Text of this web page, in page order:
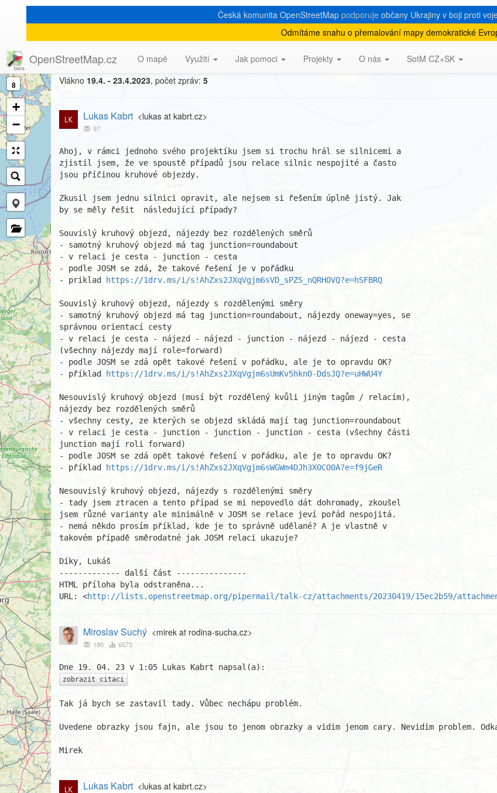
Česká komunita OpenStreetMap podporuje občany Ukrajiny v boji proti
Odmítáme snahu o přemalování mapy demokratické
OpenStreetMap.cz O mapě Využití Jak pomoci Projekty O nás SotM CZ+SK
8
+
−
[Talk-cz] Relace silnic a kruhové objezdy
Vlákno 19.4. - 23.4.2023, počet zpráv: 5
Lukas Kabrt <lukas at kabrt.cz>
97
Ahoj, v rámci jednoho svého projektíku jsem si trochu hrál se silnicemi a
zjistil jsem, že ve spoustě případů jsou relace silnic nespojité a často
jsou příčinou kruhové objezdy.
Zkusil jsem jednu silnici opravit, ale nejsem si řešením úplně jistý. Jak
by se měly řešit  následující případy?
Souvislý kruhový objezd, nájezdy bez rozdělených směrů
- samotný kruhový objezd má tag junction=roundabout
- v relaci je cesta - junction - cesta
- podle JOSM se zdá, že takové řešení je v pořádku
- priklad
https://1drv.ms/i/s!AhZxs2JXqVgjm6sVD_sPZS_nQRHOVQ?e=hSFBRQ
Souvislý kruhový objezd, nájezdy s rozdělenými směry
- samotný kruhový objezd má tag junction=roundabout, nájezdy oneway=yes, se
správnou orientací cesty
- v relaci je cesta - nájezd - nájezd - junction - nájezd - nájezd - cesta
(všechny nájezdy mají role=forward)
- podle JOSM se zdá opět takové řešení v pořádku, ale je to opravdu OK?
- příklad
https://1drv.ms/i/s!AhZxs2JXqVgjm6sUmKv5hknO-DdsJQ?e=uHWU4Y
Nesouvislý kruhový objezd (musí být rozdělený kvůli jiným tagům / relacím),
nájezdy bez rozdělených směrů
- všechny cesty, ze kterých se objezd skládá mají tag junction=roundabout
- v relaci je cesta - junction - junction - junction - cesta (všechny části
junction mají roli forward)
- podle JOSM se zdá opět takové řešení v pořádku, ale je to opravdu OK?
- příklad
https://1drv.ms/i/s!AhZxs2JXqVgjm6sWGWm4DJh3X0CO0A?e=f9jGeR
Nesouvislý kruhový objezd, nájezdy s rozdělenými směry
- tady jsem ztracen a tento případ se mi nepovedlo dát dohromady, zkoušel
jsem různé varianty ale minimálně v JOSM se relace jeví pořád nespojitá.
- nemá někdo prosím příklad, kde je to správně udělané? A je vlastně v
takovém případě směrodatné jak JOSM relaci ukazuje?
Díky, Lukáš
------------- další část ---------------
HTML příloha byla odstraněna...
URL: <http://lists.openstreetmap.org/pipermail/talk-cz/attachments/20230419/15ec2b59/
Miroslav Suchý <mirek at rodina-sucha.cz>
190 6573
zobrazit citaci
Tak já bych se zastavil tady. Vůbec nechápu problém.
Uvedene obrazky jsou fajn, ale jsou to jenom obrazky a vidim jenom cary. Nevidim problem.
Mirek
Lukas Kabrt <lukas at kabrt.cz>